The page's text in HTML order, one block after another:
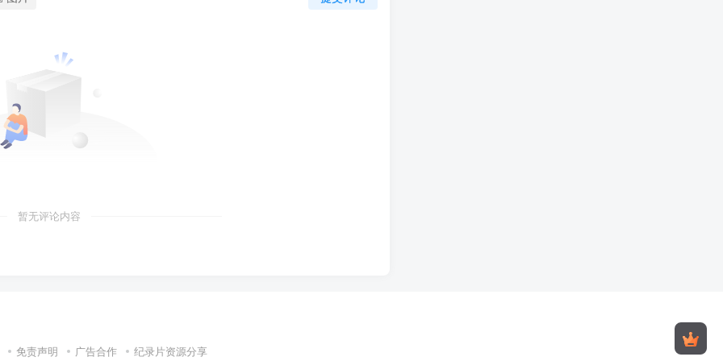
暂无评论内容
免责声明 广告合作 纪录片资源分享